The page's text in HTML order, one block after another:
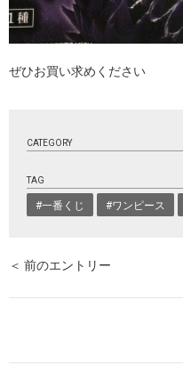
ぜひお買い求めください
CATEGORY
TAG
#一番くじ #ワンピース
＜ 前のエントリー